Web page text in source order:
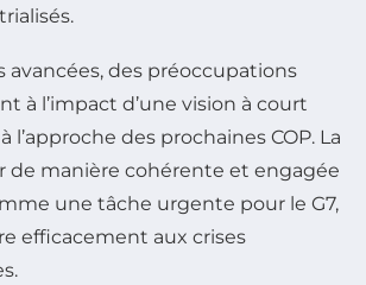
avancées, des préoccupations
à l’impact d’une vision à court
l’approche des prochaines COP. La
de manière cohérente et engagée
une tâche urgente pour le G7,
efficacement aux crises